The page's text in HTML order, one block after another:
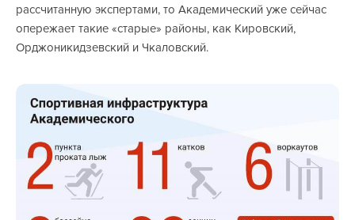
рассчитанную экспертами, то Академический уже сейчас
опережает такие «старые» районы, как Кировский,
Орджоникидзевский и Чкаловский.